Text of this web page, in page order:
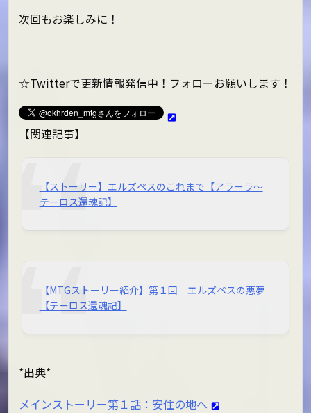
次回もお楽しみに！
☆Twitterで更新情報発信中！フォローお願いします！
【関連記事】
【ストーリー】エルズペスのこれまで【アラーラ～
テーロス還魂記】
【MTGストーリー紹介】第１回 エルズペスの悪夢
【テーロス還魂記】
*出典*
メインストーリー第１話：安住の地へ